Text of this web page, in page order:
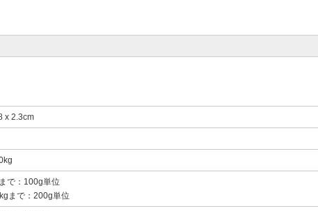
x 2.3cm
で：100g単位
まで：200g単位